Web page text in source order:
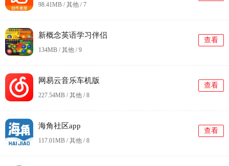
98.41MB / 其他 /7
新概念英语学习伴侣
134MB / 其他 /9
查看
网易云音乐车机版
227.54MB / 其他 /8
查看
海角社区app
117.01MB / 其他 /8
查看